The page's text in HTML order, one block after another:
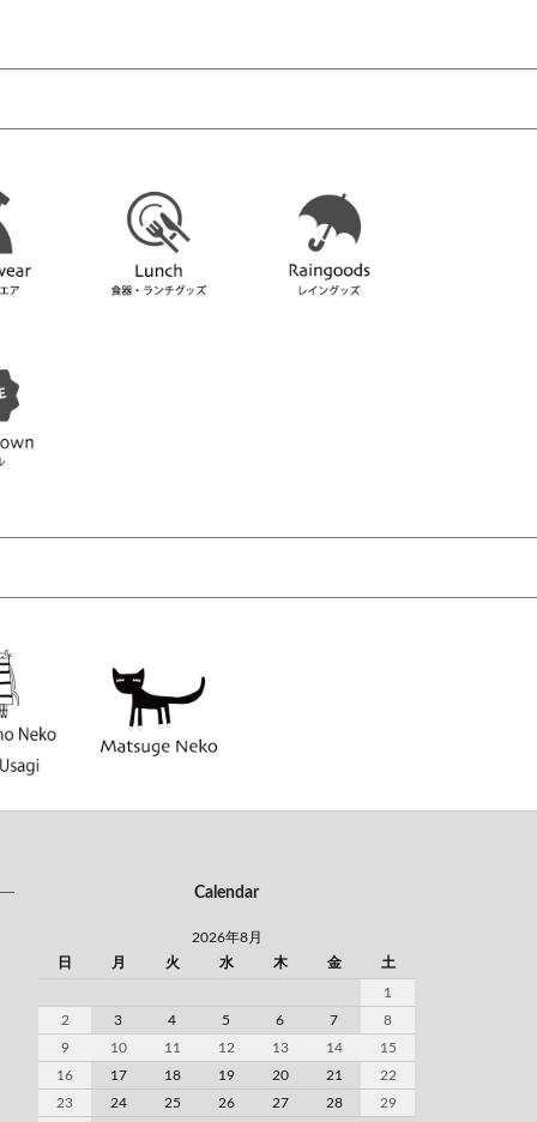
Calendar
2026年8月
日
月 火 水 木 金 土
1
2
3 4 5 6 7
8
9
10 11 12 13 14
15
16
17 18 19 20 21
22
23
24 25 26 27 28
29